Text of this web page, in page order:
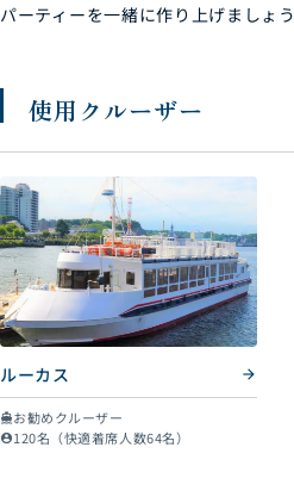
パーティーを一緒に作り上げましょう
使用クルーザー
ルーカス
directions_boat_filledお勧めクルーザー
account_circle120名（快適着席人数64名）